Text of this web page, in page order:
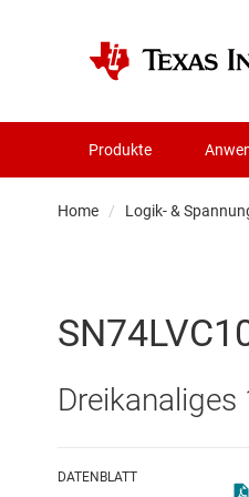
Produkte
Home / Logik- &
Dreikanaliges
DATENBLATT